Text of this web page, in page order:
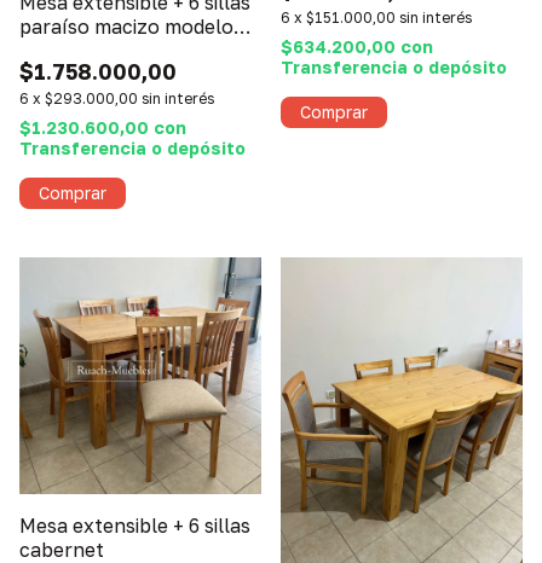
paraíso macizo modelo
$1.758.000,00
6 x $293.000,00 sin interés
$1.230.600,00 con
Transferencia o depósito
6 x $151.000,00 sin interés
$634.200,00 con
Transferencia o depósito
Mesa extensible + 6 sillas
cabernet